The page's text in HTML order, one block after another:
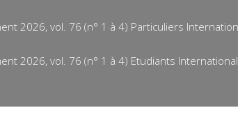
2026, vol. 76 (n° 1 à 4) Particuliers
2026, vol. 76 (n° 1 à 4) Etudiants